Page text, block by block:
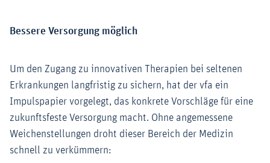
Bessere Versorgung möglich
Um den Zugang zu innovativen Therapien bei seltenen
Erkrankungen langfristig zu sichern, hat der vfa ein
Impulspapier vorgelegt, das konkrete Vorschläge für eine
zukunftsfeste Versorgung macht. Ohne angemessene
Weichenstellungen droht dieser Bereich der Medizin
schnell zu verkümmern: